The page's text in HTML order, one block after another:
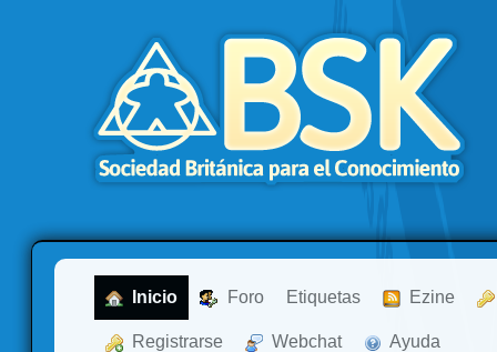
Inicio Foro Etiquetas Ezine
Registrarse Webchat Ayuda